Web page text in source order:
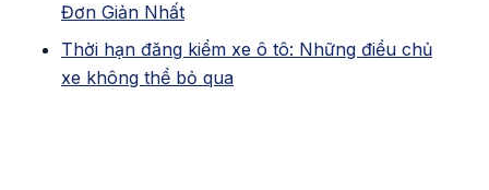
Đơn Giản Nhất
Thời hạn đăng kiểm xe ô tô: Những điều chủ
xe không thể bỏ qua